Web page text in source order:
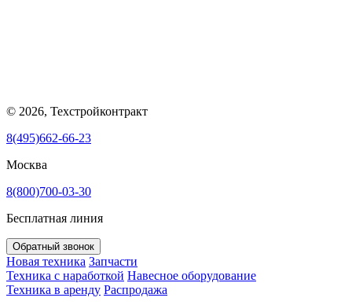
© 2026, Техстройконтракт
8(495)662-66-23
Москва
8(800)700-03-30
Бесплатная линия
Обратный звонок
Новая техника Запчасти
Техника с наработкой Навесное оборудование
Техника в аренду Распродажа